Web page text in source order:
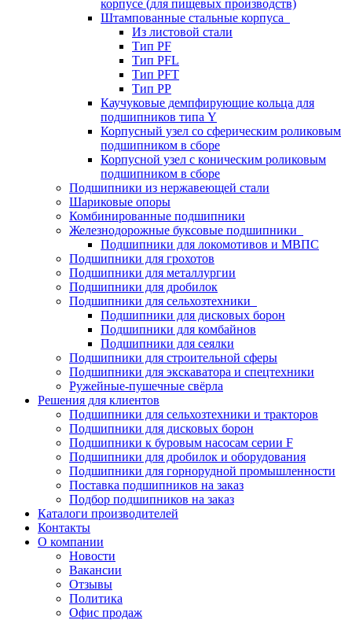
корпусе (для пищевых производств)
Штампованные стальные корпуса
Из листовой стали
Тип PF
Тип PFL
Тип PFT
Тип PP
Каучуковые демпфирующие кольца для
подшипников типа Y
Корпусный узел со сферическим роликовым
подшипником в сборе
Корпусной узел с коническим роликовым
подшипником в сборе
Подшипники из нержавеющей стали
Шариковые опоры
Комбинированные подшипники
Железнодорожные буксовые подшипники
Подшипники для локомотивов и МВПС
Подшипники для грохотов
Подшипники для металлургии
Подшипники для дробилок
Подшипники для сельхозтехники
Подшипники для дисковых борон
Подшипники для комбайнов
Подшипники для сеялки
Подшипники для строительной сферы
Подшипники для экскаватора и спецтехники
Ружейные-пушечные свёрла
Решения для клиентов
Подшипники для сельхозтехники и тракторов
Подшипники для дисковых борон
Подшипники к буровым насосам серии F
Подшипники для дробилок и оборудования
Подшипники для горнорудной промышленности
Поставка подшипников на заказ
Подбор подшипников на заказ
Каталоги производителей
Контакты
О компании
Новости
Вакансии
Отзывы
Политика
Офис продаж